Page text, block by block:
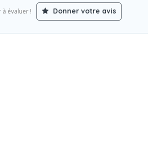
à évaluer ! Donner votre avis